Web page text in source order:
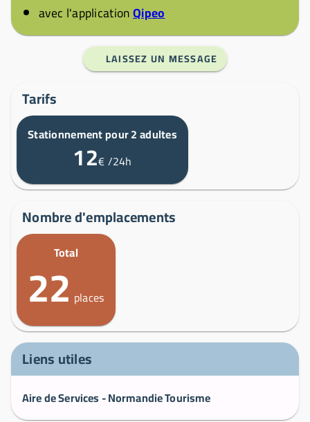
avec l'applicationQipeo
LAISSEZ UN MESSAGE
Tarifs
Stationnement pour 2 adultes
12€/24h
Nombre d'emplacements
Total
22 places
Liens utiles
Aire de Services - Normandie Tourisme